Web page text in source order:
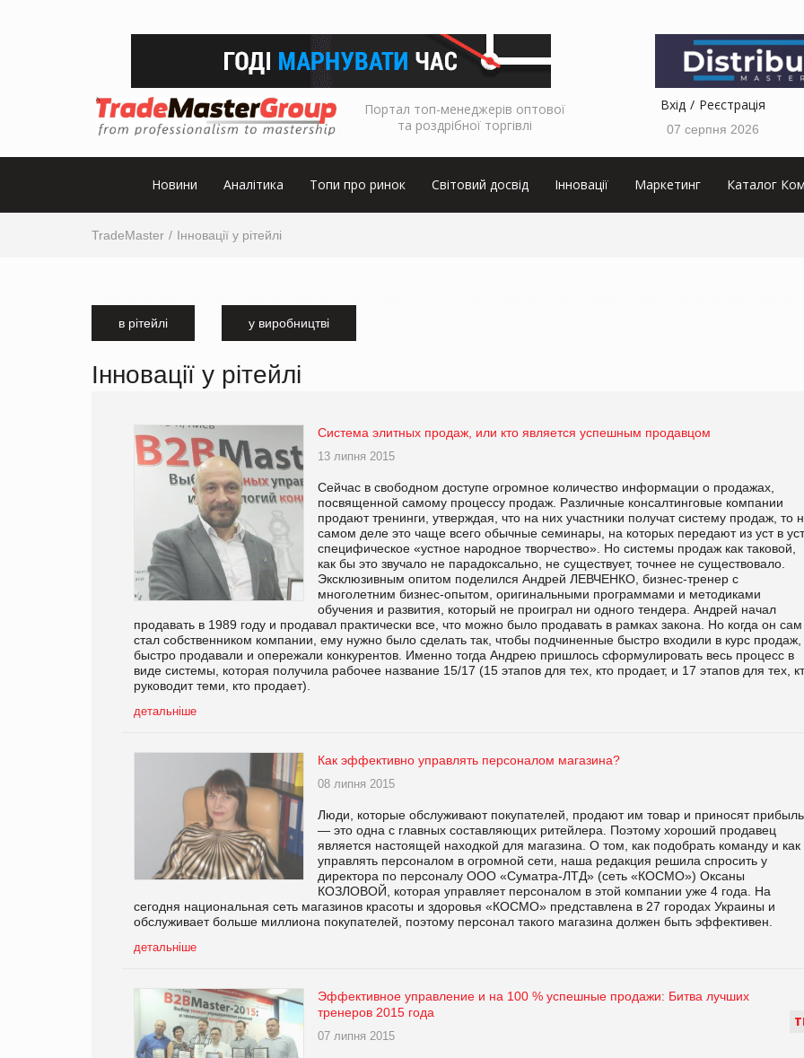
Портал топ-менеджерів оптової
та роздрібної торгівлі
Вхід Реєстрація
07 серпня 2026
Новини Аналітика Топи про ринок Світовий досвід Інновації Маркетинг Каталог
TradeMaster Інновації у рітейлі
в рітейлі у виробництві
Інновації у рітейлі
Система элитных продаж, или кто является успешным продавцом
13 липня 2015
Сейчас в свободном доступе огромное количество информации о продажах,
посвященной самому процессу продаж. Различные консалтинговые компании
продают тренинги, утверждая, что на них участники получат систему продаж, то
самом деле это чаще всего обычные семинары, на которых передают из уст в
специфическое «устное народное творчество». Но системы продаж как таковой,
как бы это звучало не парадоксально, не существует, точнее не существовало.
Эксклюзивным опитом поделился Андрей ЛЕВЧЕНКО, бизнес-тренер с
многолетним бизнес-опытом, оригинальными программами и методиками
обучения и развития, который не проиграл ни одного тендера. Андрей начал
продавать в 1989 году и продавал практически все, что можно было продавать в рамках закона. Но когда он сам
стал собственником компании, ему нужно было сделать так, чтобы подчиненные быстро входили в курс продаж,
быстро продавали и опережали конкурентов. Именно тогда Андрею пришлось сформулировать весь процесс в
виде системы, которая получила рабочее название 15/17 (15 этапов для тех, кто продает, и 17 этапов для тех,
руководит теми, кто продает).
детальніше
Как эффективно управлять персоналом магазина?
08 липня 2015
Люди, которые обслуживают покупателей, продают им товар и приносят прибыль,
— это одна с главных составляющих ритейлера. Поэтому хороший продавец
является настоящей находкой для магазина. О том, как подобрать команду и как
управлять персоналом в огромной сети, наша редакция решила спросить у
директора по персоналу ООО «Суматра-ЛТД» (сеть «КОСМО») Оксаны
КОЗЛОВОЙ, которая управляет персоналом в этой компании уже 4 года. На
сегодня национальная сеть магазинов красоты и здоровья «КОСМО» представлена в 27 городах Украины и
обслуживает больше миллиона покупателей, поэтому персонал такого магазина должен быть эффективен.
детальніше
Т
Эффективное управление и на 100 % успешные продажи: Битва лучших
тренеров 2015 года
07 липня 2015